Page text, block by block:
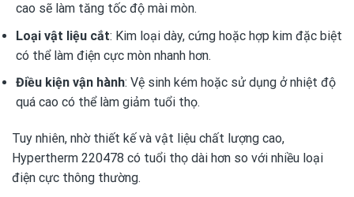
cao sẽ làm tăng tốc độ mài mòn.
Loại vật liệu cắt: Kim loại dày, cứng hoặc hợp kim đặc biệt
có thể làm điện cực mòn nhanh hơn.
Điều kiện vận hành: Vệ sinh kém hoặc sử dụng ở nhiệt độ
quá cao có thể làm giảm tuổi thọ.
Tuy nhiên, nhờ thiết kế và vật liệu chất lượng cao,
Hypertherm 220478 có tuổi thọ dài hơn so với nhiều loại
điện cực thông thường.